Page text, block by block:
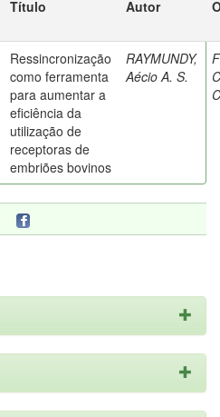
Título Autor
Ressincronização
como ferramenta
para aumentar a
eficiência da
utilização de
receptoras de
embriões bovinos
RAYMUNDY,
Aécio A. S.